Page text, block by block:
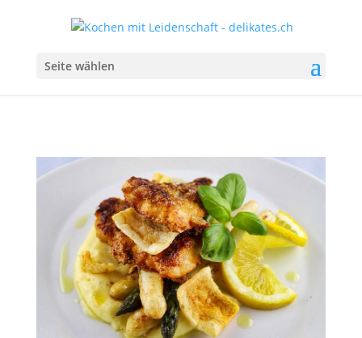
Seite wählen